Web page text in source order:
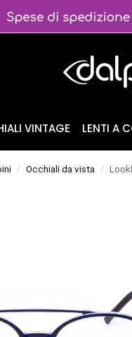
VINTAGE LENTI A
/ Occhiali da vista /